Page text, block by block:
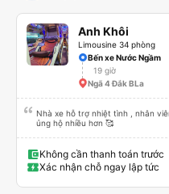
Anh Khôi
Limousine 34 phòng
Bến xe Nước Ngầm
19 giờ
Ngã 4 Đắk BLa
Nhà xe hỗ trợ nhiệt tình , nhân
ủng hộ nhiều hơn 🥰
Không cần thanh toán trước
Xác nhận chỗ ngay lập tức